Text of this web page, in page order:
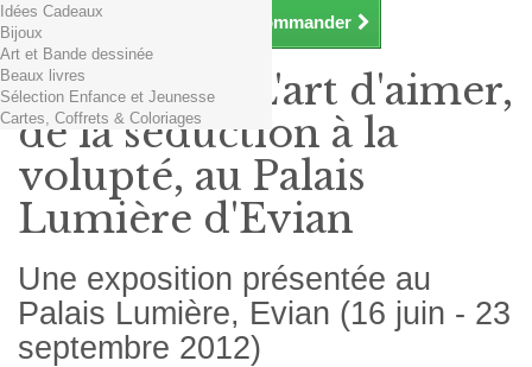
Continuer mes achats Commander
Idées Cadeaux
Bijoux
Art et Bande dessinée
Beaux livres
Sélection Enfance et Jeunesse
Cartes, Coffrets & Coloriages
Exposition L'art d'aimer,
de la séduction à la
volupté, au Palais
Lumière d'Evian
Une exposition présentée au
Palais Lumière, Evian (16 juin - 23
septembre 2012)